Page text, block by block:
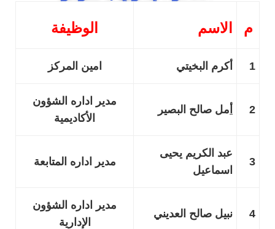
م الاسم الوظيفة
1 أكرم البخيتي امين المركز
2 مل صالح البصير
مدير اداره الشؤون
الأكاديمية
3
عبد الكريم يحيى
اسماعيل
مدير اداره المتابعة
4 نبيل صالح العديني
مدير اداره الشؤون
الإدارية